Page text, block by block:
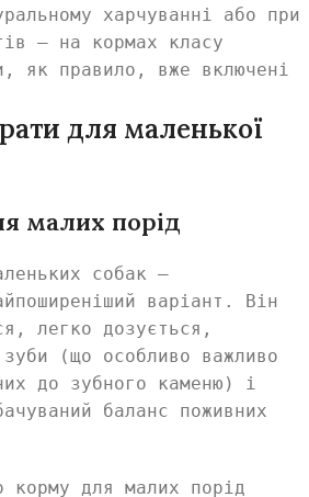
харчуванні або при
— на кормах класу
як правило, вже включені
для маленької
малих порід
собак —
варіант. Він
легко дозується,
(що особливо важливо
до зубного каменю) і
баланс поживних
корму для малих порід